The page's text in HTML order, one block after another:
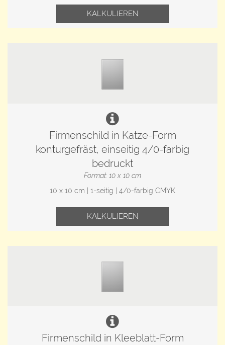
KALKULIEREN
Firmenschild in Katze-Form
konturgefräst, einseitig 4/0-farbig
bedruckt
Format: 10 x 10 cm
10 x 10 cm | 1-seitig | 4/0-farbig CMYK
KALKULIEREN
Firmenschild in Kleeblatt-Form